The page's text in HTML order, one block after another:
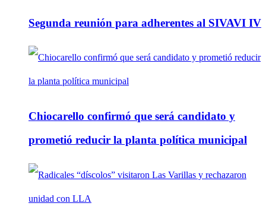
Segunda reunión para adherentes al SIVAVI IV
Chiocarello confirmó que será candidato y
prometió reducir la planta política municipal